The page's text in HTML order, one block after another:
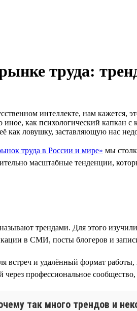
труда:
интеллекте, нам
иное, как психологический
ловушку, заставляющую нас
труда в России и мире» мы
масштабные тенденции,
трендами. Для этого
в СМИ, посты блогеров и
встреч и удалённый формат
профессиональное
так много трендов и